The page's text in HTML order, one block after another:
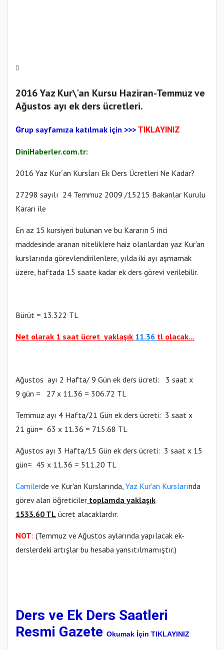
0
2016 Yaz Kur\'an Kursu Haziran-Temmuz ve
Ağustos ayı ek ders ücretleri.
Grup sayfamıza katılmak için >>> TIKLAYINIZ
DiniHaberler.com.tr:
2016 Yaz Kur´an Kursları Ek Ders Ücretleri Ne Kadar?
27298 sayılı 24 Temmuz 2009 /15215 Bakanlar Kurulu
Kararı ile
En az 15 kursiyeri bulunan ve bu Kararın 5 inci
maddesinde aranan niteliklere haiz olanlardan yaz Kur'an
kurslarında görevlendirilenlere, yılda iki ayı aşmamak
üzere, haftada 15 saate kadar ek ders görevi verilebilir.
Bürüt = 13.322 TL
Net olarak 1 saat ücret yaklaşık 11.36 tl olacak...
Ağustos ayı 2 Hafta/ 9 Gün ek ders ücreti: 3 saat x
9 gün = 27 x 11.36 = 306.72 TL
Temmuz ayı 4 Hafta/21 Gün ek ders ücreti: 3 saat x
21 gün= 63 x 11.36 = 715.68 TL
Ağustos ayı 3 Hafta/15 Gün ek ders ücreti: 3 saat x 15
gün= 45 x 11.36 = 511.20 TL
Camilerde ve Kur'an Kurslarında, Yaz Kur'an Kurslarında
görev alan öğreticiler toplamda yaklaşık
1533.60 TL ücret alacaklardır.
NOT: (Temmuz ve Ağustos aylarında yapılacak ek-
derslerdeki artışlar bu hesaba yansıtılmamıştır.)
Ders ve Ek Ders Saatleri
Resmi Gazete Okumak İçin TIKLAYINIZ